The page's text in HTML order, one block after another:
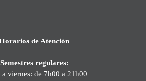
Horarios de Atención
Semestres regulares:
a viernes: de 7h00 a 21h00